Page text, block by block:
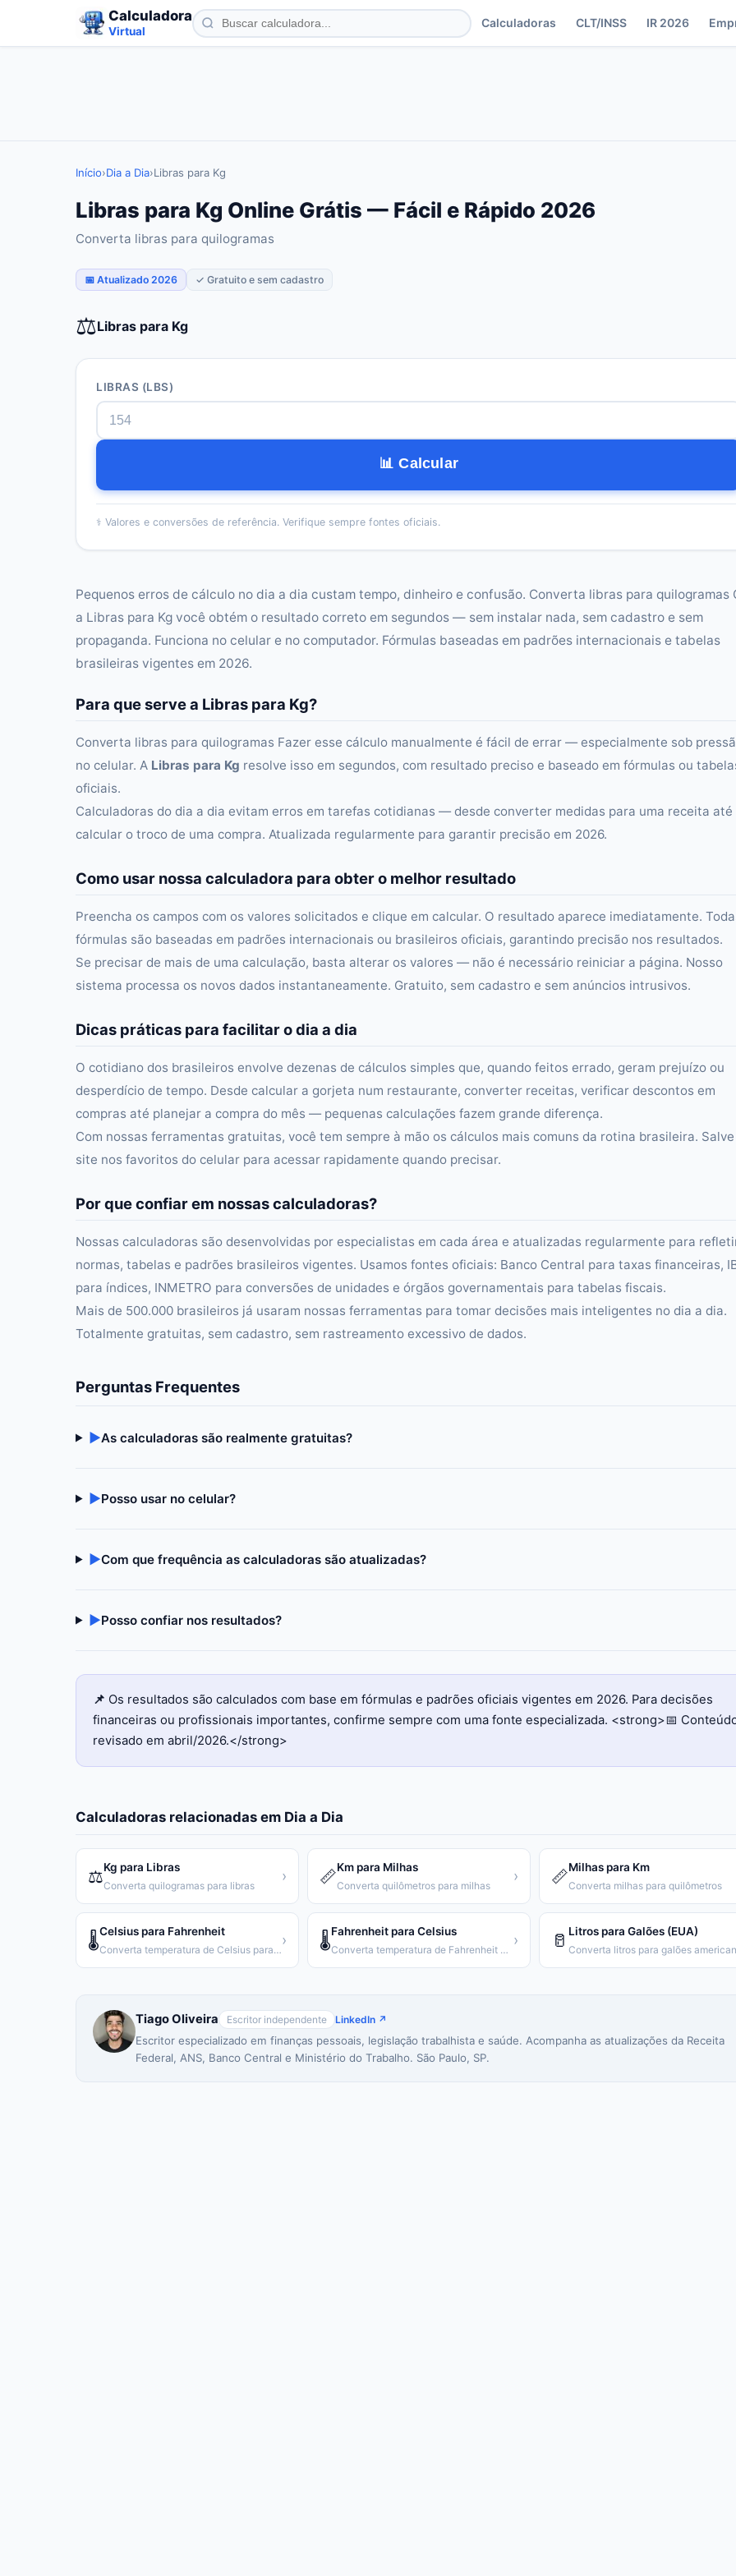
Calculadora
Virtual
Calculadoras CLT/INSS IR 2026
Início›Dia a Dia›Libras para Kg
Libras para Kg Online Grátis — Fácil e Rápido 2026
Converta libras para quilogramas
📅 Atualizado 2026 ✓ Gratuito e sem cadastro
⚖️Libras para Kg
LIBRAS (LBS)
📊 Calcular
⚕️ Valores e conversões de referência. Verifique sempre fontes oficiais.
Pequenos erros de cálculo no dia a dia custam tempo, dinheiro e confusão. Converta libras para quilogramas
a Libras para Kg você obtém o resultado correto em segundos — sem instalar nada, sem cadastro e sem
propaganda. Funciona no celular e no computador. Fórmulas baseadas em padrões internacionais e tabelas
brasileiras vigentes em 2026.
Para que serve a Libras para Kg?
Converta libras para quilogramas Fazer esse cálculo manualmente é fácil de errar — especialmente sob
no celular. A Libras para Kg resolve isso em segundos, com resultado preciso e baseado em fórmulas ou
oficiais.
Calculadoras do dia a dia evitam erros em tarefas cotidianas — desde converter medidas para uma receita até
calcular o troco de uma compra. Atualizada regularmente para garantir precisão em 2026.
Como usar nossa calculadora para obter o melhor resultado
Preencha os campos com os valores solicitados e clique em calcular. O resultado aparece imediatamente.
fórmulas são baseadas em padrões internacionais ou brasileiros oficiais, garantindo precisão nos resultados.
Se precisar de mais de uma calculação, basta alterar os valores — não é necessário reiniciar a página. Nosso
sistema processa os novos dados instantaneamente. Gratuito, sem cadastro e sem anúncios intrusivos.
Dicas práticas para facilitar o dia a dia
O cotidiano dos brasileiros envolve dezenas de cálculos simples que, quando feitos errado, geram prejuízo ou
desperdício de tempo. Desde calcular a gorjeta num restaurante, converter receitas, verificar descontos em
compras até planejar a compra do mês — pequenas calculações fazem grande diferença.
Com nossas ferramentas gratuitas, você tem sempre à mão os cálculos mais comuns da rotina brasileira.
site nos favoritos do celular para acessar rapidamente quando precisar.
Por que confiar em nossas calculadoras?
Nossas calculadoras são desenvolvidas por especialistas em cada área e atualizadas regularmente para
normas, tabelas e padrões brasileiros vigentes. Usamos fontes oficiais: Banco Central para taxas financeiras,
para índices, INMETRO para conversões de unidades e órgãos governamentais para tabelas fiscais.
Mais de 500.000 brasileiros já usaram nossas ferramentas para tomar decisões mais inteligentes no dia a dia.
Totalmente gratuitas, sem cadastro, sem rastreamento excessivo de dados.
Perguntas Frequentes
▶As calculadoras são realmente gratuitas?
▶Posso usar no celular?
▶Com que frequência as calculadoras são atualizadas?
▶Posso confiar nos resultados?
📌 Os resultados são calculados com base em fórmulas e padrões oficiais vigentes em 2026. Para decisões
financeiras ou profissionais importantes, confirme sempre com uma fonte especializada. <strong>📅
revisado em abril/2026.</strong>
Calculadoras relacionadas em Dia a Dia
⚖️Kg para Libras
Converta quilogramas para libras
› 📏Km para Milhas
Converta quilômetros para milhas
› 📏Milhas para Km
Converta milhas para quilômetros
🌡️Celsius para Fahrenheit
Converta temperatura de Celsius para Fahrenheit
› 🌡️Fahrenheit para Celsius
Converta temperatura de Fahrenheit para Celsius
› 🥛 Litros para Galões (EUA)
Tiago Oliveira Escritor independente LinkedIn ↗
Escritor especializado em finanças pessoais, legislação trabalhista e saúde. Acompanha as atualizações da Receita
Federal, ANS, Banco Central e Ministério do Trabalho. São Paulo, SP.